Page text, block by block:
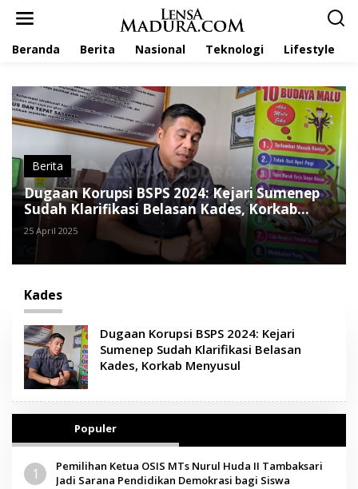
Beranda Berita Nasional Teknologi Lifestyle
Berita
Dugaan Korupsi BSPS 2024: Kejari Sumenep
Sudah Klarifikasi Belasan Kades, Korkab
Menyusul
25 April 2025
Kades
Dugaan Korupsi BSPS 2024: Kejari
Sumenep Sudah Klarifikasi Belasan
Kades, Korkab Menyusul
Populer
1
Pemilihan Ketua OSIS MTs Nurul Huda II Tambaksari
Jadi Sarana Pendidikan Demokrasi bagi Siswa